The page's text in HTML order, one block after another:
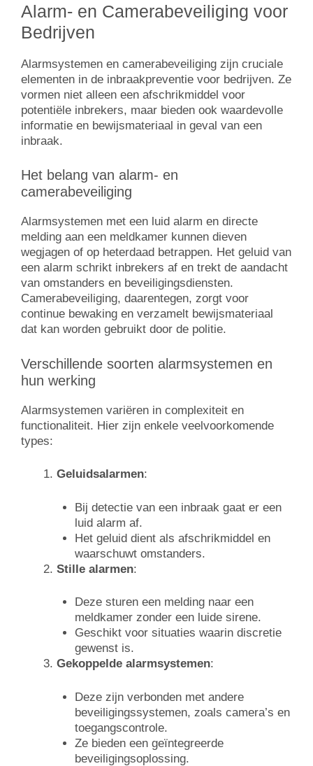
Alarm- en Camerabeveiliging voor
Bedrijven
Alarmsystemen en camerabeveiliging zijn cruciale
elementen in de inbraakpreventie voor bedrijven. Ze
vormen niet alleen een afschrikmiddel voor
potentiële inbrekers, maar bieden ook waardevolle
informatie en bewijsmateriaal in geval van een
inbraak.
Het belang van alarm- en
camerabeveiliging
Alarmsystemen met een luid alarm en directe
melding aan een meldkamer kunnen dieven
wegjagen of op heterdaad betrappen. Het geluid van
een alarm schrikt inbrekers af en trekt de aandacht
van omstanders en beveiligingsdiensten.
Camerabeveiliging, daarentegen, zorgt voor
continue bewaking en verzamelt bewijsmateriaal
dat kan worden gebruikt door de politie.
Verschillende soorten alarmsystemen en
hun werking
Alarmsystemen variëren in complexiteit en
functionaliteit. Hier zijn enkele veelvoorkomende
types:
Geluidsalarmen:
Bij detectie van een inbraak gaat er een
luid alarm af.
Het geluid dient als afschrikmiddel en
waarschuwt omstanders.
Stille alarmen:
Deze sturen een melding naar een
meldkamer zonder een luide sirene.
Geschikt voor situaties waarin discretie
gewenst is.
Gekoppelde alarmsystemen:
Deze zijn verbonden met andere
beveiligingssystemen, zoals camera’s en
toegangscontrole.
Ze bieden een geïntegreerde
beveiligingsoplossing.